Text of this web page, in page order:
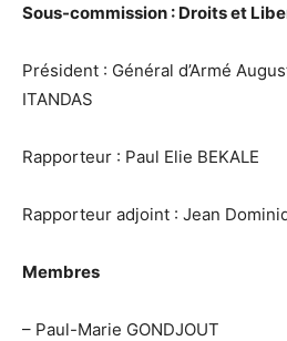
Sous-commission : Droits et
Président : Général d’Armé
ITANDAS
Rapporteur : Paul Elie BEKALE
Rapporteur adjoint : Jean
Membres
– Paul-Marie GONDJOUT